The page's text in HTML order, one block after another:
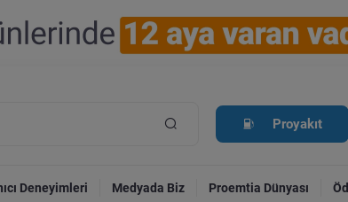
Proyakıt
Deneyimleri Medyada Biz Proemtia Dünyası